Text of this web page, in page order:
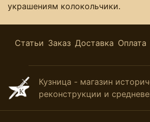
украшениям колокольчики.
Статьи Заказ Доставка Оплата
Кузница - магазин
реконструкции и